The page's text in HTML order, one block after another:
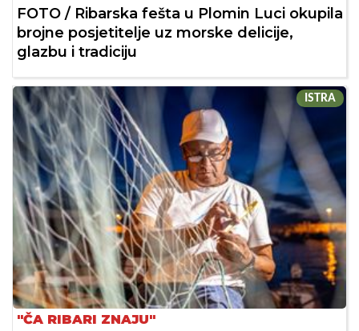
FOTO / Ribarska fešta u Plomin Luci okupila
brojne posjetitelje uz morske delicije,
glazbu i tradiciju
ISTRA
"ČA RIBARI ZNAJU"